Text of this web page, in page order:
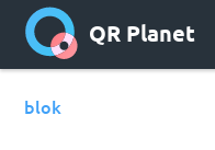
QR Planet
blok